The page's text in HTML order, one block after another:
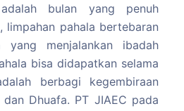
bulan yang penuh
limpahan pahala bertebaran
menjalankan ibadah
bisa didapatkan selama
berbagi kegembiraan
Dhuafa. PT JIAEC pada